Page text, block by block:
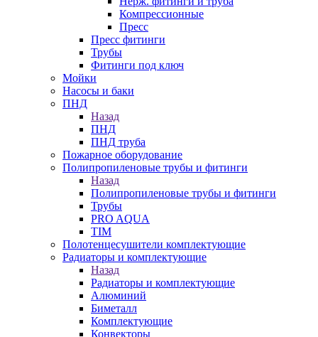
Компрессионные
Пресс
Пресс фитинги
Трубы
Фитинги под ключ
Мойки
Насосы и баки
ПНД
Назад
ПНД
ПНД труба
Пожарное оборудование
Полипропиленовые трубы и фитинги
Назад
Полипропиленовые трубы и фитинги
Трубы
PRO AQUA
TIM
Полотенцесушители комплектующие
Радиаторы и комплектующие
Назад
Радиаторы и комплектующие
Алюминий
Биметалл
Комплектующие
Конвекторы